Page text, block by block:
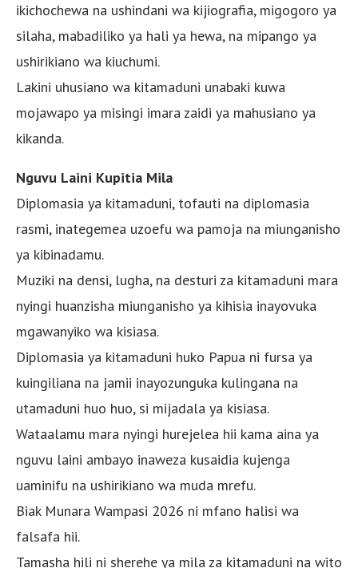
ikichochewa na ushindani wa kijiografia, migogoro ya
silaha, mabadiliko ya hali ya hewa, na mipango ya
ushirikiano wa kiuchumi.
Lakini uhusiano wa kitamaduni unabaki kuwa
mojawapo ya misingi imara zaidi ya mahusiano ya
kikanda.
Nguvu Laini Kupitia Mila
Diplomasia ya kitamaduni, tofauti na diplomasia
rasmi, inategemea uzoefu wa pamoja na miunganisho
ya kibinadamu.
Muziki na densi, lugha, na desturi za kitamaduni mara
nyingi huanzisha miunganisho ya kihisia inayovuka
mgawanyiko wa kisiasa.
Diplomasia ya kitamaduni huko Papua ni fursa ya
kuingiliana na jamii inayozunguka kulingana na
utamaduni huo huo, si mijadala ya kisiasa.
Wataalamu mara nyingi hurejelea hii kama aina ya
nguvu laini ambayo inaweza kusaidia kujenga
uaminifu na ushirikiano wa muda mrefu.
Biak Munara Wampasi 2026 ni mfano halisi wa
falsafa hii.
Tamasha hili ni sherehe ya mila za kitamaduni na wito